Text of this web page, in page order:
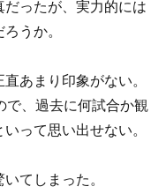
だったが、実力的には
うか。
あまり印象がない。
、過去に何試合か観
って思い出せない。
てしまった。